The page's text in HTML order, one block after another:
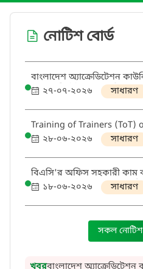
নোটিশ বোর্ড
বাংলাদেশ অ্যাক্রেডিটেশন
কাম-কম্পিউটার মুদ্রাক্ষরিক
অপেক্ষমাণ তালিকা হতে নিয়োগ
২৭-০৭-২০২৬ সাধারণ
Training of Trainers (ToT)
and Accreditation in
২৮-০৬-২০২৬ সাধারণ
বিএসি'র অফিস সহকারী কাম
(গ্রেড-১৬) এর অপেক্ষমান
১৮-০৬-২০২৬ সাধারণ
সকল